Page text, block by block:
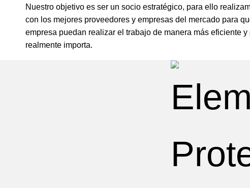
Nuestro objetivo es ser un socio estratégico, para ello
con los mejores proveedores y empresas del mercado para
empresa puedan realizar el trabajo de manera más eficiente
realmente importa.